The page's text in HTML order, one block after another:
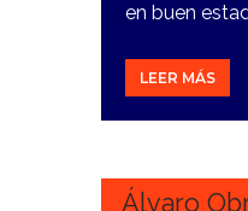
en buen
LEER MÁS
2
Álvaro